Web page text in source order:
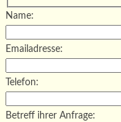
Name:
Emailadresse:
Telefon:
Betreff ihrer Anfrage: